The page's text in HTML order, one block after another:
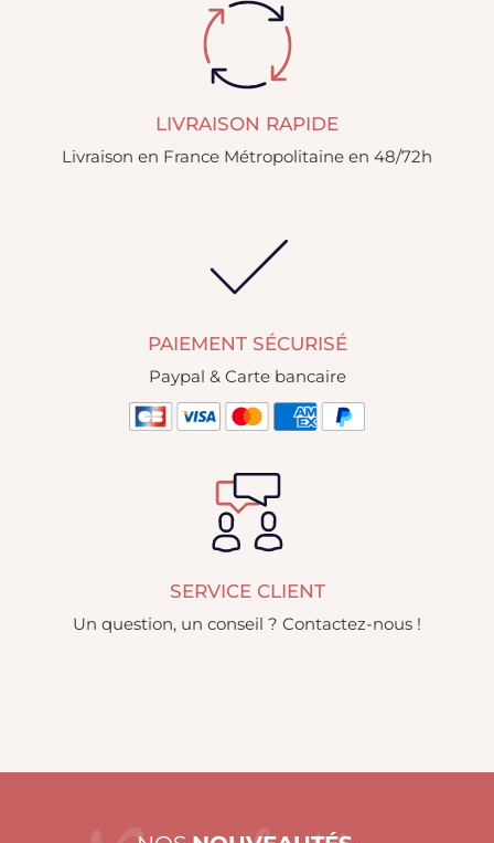
LIVRAISON RAPIDE
Livraison en France Métropolitaine en 48/72h
PAIEMENT SÉCURISÉ
Paypal & Carte bancaire
SERVICE CLIENT
Un question, un conseil ? Contactez-nous !